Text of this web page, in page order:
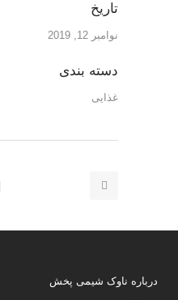
تاریخ
نوامبر 12, 2019
دسته بندی
غذایی
درباره ناوک شیمی پخش